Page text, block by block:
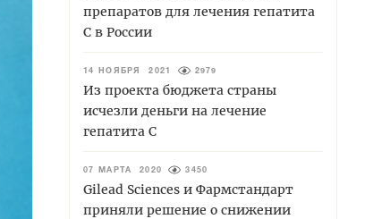
препаратов для лечения гепатита
С в России
14 НОЯБРЯ 2021 2979
Из проекта бюджета страны
исчезли деньги на лечение
гепатита С
07 МАРТА 2020 3450
Gilead Sciences и Фармстандарт
приняли решение о снижении